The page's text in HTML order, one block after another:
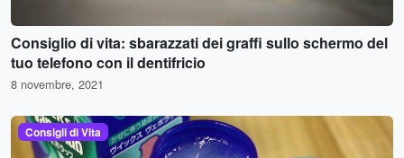
Consiglio di vita: sbarazzati dei graffi sullo schermo del
tuo telefono con il dentifricio
8 novembre, 2021
Consigli di Vita